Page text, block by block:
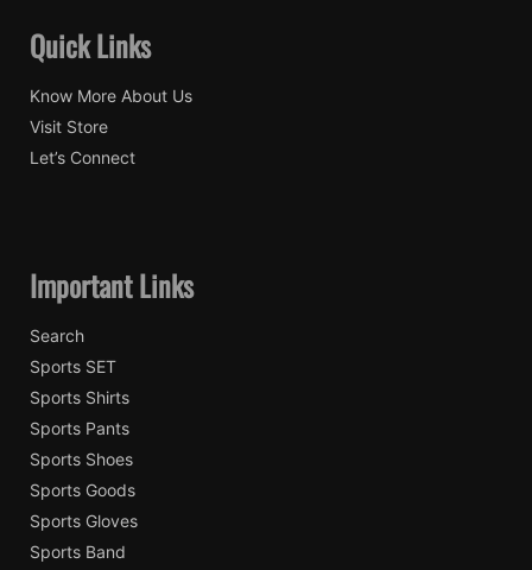
Quick Links
Know More About Us
Visit Store
Let’s Connect
Important Links
Search
Sports SET
Sports Shirts
Sports Pants
Sports Shoes
Sports Goods
Sports Gloves
Sports Band